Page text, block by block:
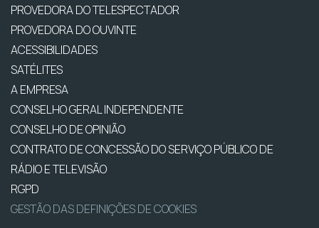
PROVEDORA DO TELESPECTADOR
PROVEDORA DO OUVINTE
ACESSIBILIDADES
SATÉLITES
A EMPRESA
CONSELHO GERAL INDEPENDENTE
CONSELHO DE OPINIÃO
CONTRATO DE CONCESSÃO DO SERVIÇO PÚBLICO DE
RÁDIO E TELEVISÃO
RGPD
GESTÃO DAS DEFINIÇÕES DE COOKIES